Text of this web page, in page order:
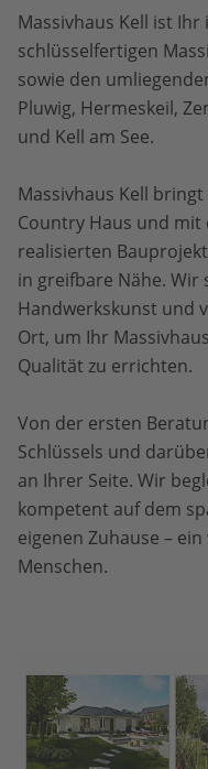
Massivhaus Kell ist
schlüsselfertigen
sowie den
Pluwig, Hermeskeil,
und Kell am See.
Massivhaus Kell
Country Haus und
realisierten
in greifbare Nähe. Wir
Handwerkskunst und
Ort, um Ihr
Qualität zu errichten.
Von der ersten
Schlüssels und
an Ihrer Seite. Wir
kompetent auf dem
eigenen Zuhause –
Menschen.